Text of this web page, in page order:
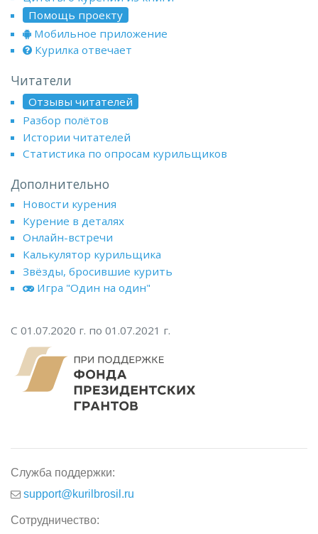
Помощь проекту
Мобильное приложение
Курилка отвечает
Читатели
Отзывы читателей
Разбор полётов
Истории читателей
Статистика по опросам курильщиков
Дополнительно
Новости курения
Курение в деталях
Онлайн-встречи
Калькулятор курильщика
Звёзды, бросившие курить
Игра "Один на один"
С 01.07.2020 г. по 01.07.2021 г.
Служба поддержки:
support@kurilbrosil.ru
Сотрудничество: